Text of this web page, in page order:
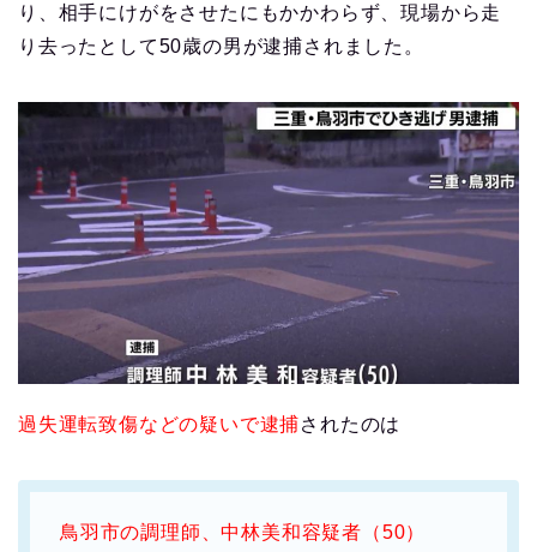
り、相手にけがをさせたにもかかわらず、現場から走
り去ったとして50歳の男が逮捕されました。
過失運転致傷などの疑いで逮捕されたのは
鳥羽市の調理師、中林美和容疑者（50）